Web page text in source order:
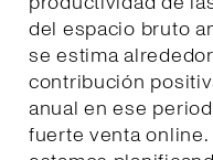
del espacio bruto
se estima
contribución
anual en ese
fuerte venta